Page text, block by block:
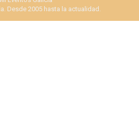
Desde 2005 hasta la actualidad.